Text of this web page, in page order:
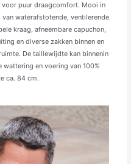
voor puur draagcomfort. Mooi in
waterafstotende, ventilerende
kraag, afneembare capuchon,
en diverse zakken binnen en
De taillewijdte kan binnenin
en voering van 100%
ca. 84 cm.